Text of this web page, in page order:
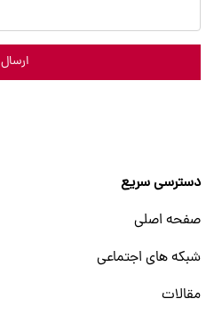
ارسال
دسترسی سریع
صفحه اصلی
شبکه های اجتماعی
مقالات